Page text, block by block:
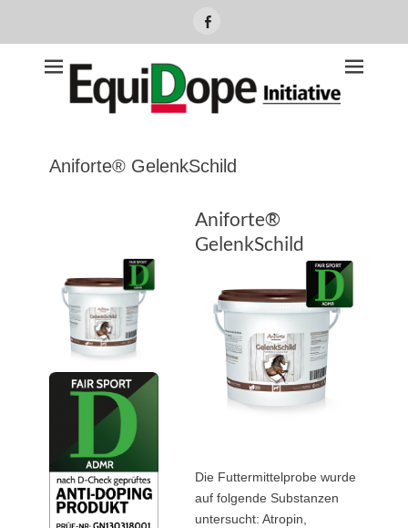
Equidope Initiative
Aniforte® GelenkSchild
Aniforte®
GelenkSchild
Die Futtermittelprobe wurde
auf folgende Substanzen
untersucht: Atropin,